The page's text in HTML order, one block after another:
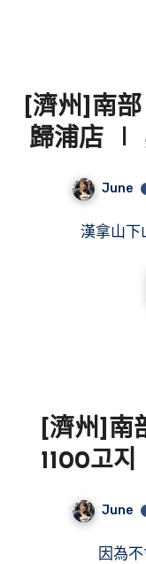
[濟州]南
歸浦店 ∣
June
漢拿山
[濟州]南
1100고
June
因為